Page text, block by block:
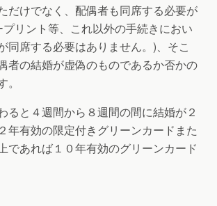
だけでなく、配偶者も同席する必要が
リント等、これ以外の手続きにおい
同席する必要はありません。)、そこ
者の結婚が虚偽のものであるか否かの
ると４週間から８週間の間に結婚が２
年有効の限定付きグリーンカードまた
であれば１０年有効のグリーンカード